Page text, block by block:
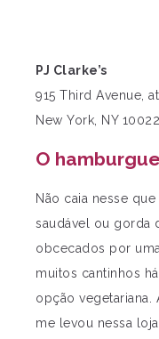
PJ Clarke’s
915 Third Avenue,
New York, NY 10022
O
Não caia nesse
saudável ou gorda
obcecados por
muitos cantinhos
opção vegetariana.
me levou nessa loja